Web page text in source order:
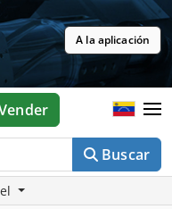
A la aplicación
Buscar